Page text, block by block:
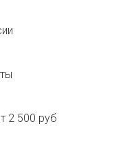
2 500 руб